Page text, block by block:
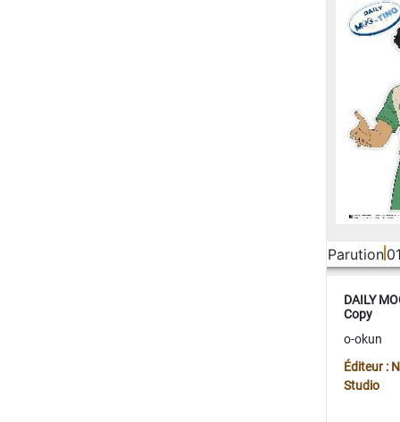
Parution
DAILY
Copy
o-okun
Éditeur :
Studio